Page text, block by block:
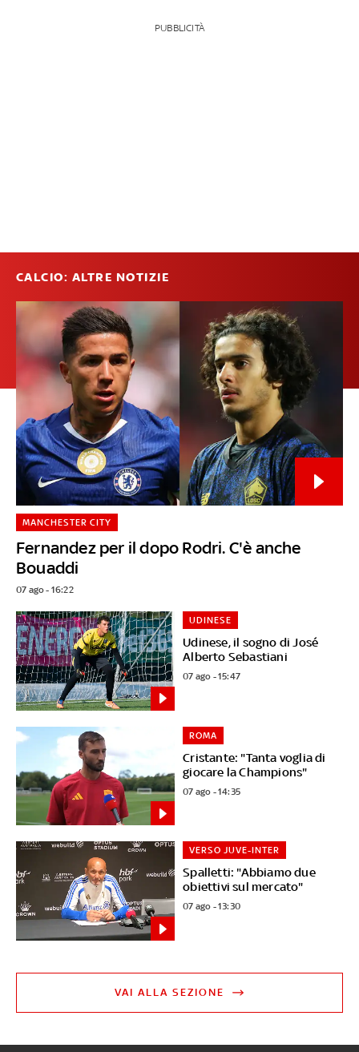
PUBBLICITÀ
CALCIO: ALTRE NOTIZIE
Fernandez per il dopo Rodri. C'è anche
Bouaddi
MANCHESTER CITY
07 ago - 16:22
Udinese, il sogno di José
Alberto Sebastiani
UDINESE
07 ago - 15:47
Cristante: "Tanta voglia di
giocare la Champions"
ROMA
07 ago - 14:35
Spalletti: "Abbiamo due
obiettivi sul mercato"
VERSO JUVE-INTER
07 ago - 13:30
VAI ALLA SEZIONE